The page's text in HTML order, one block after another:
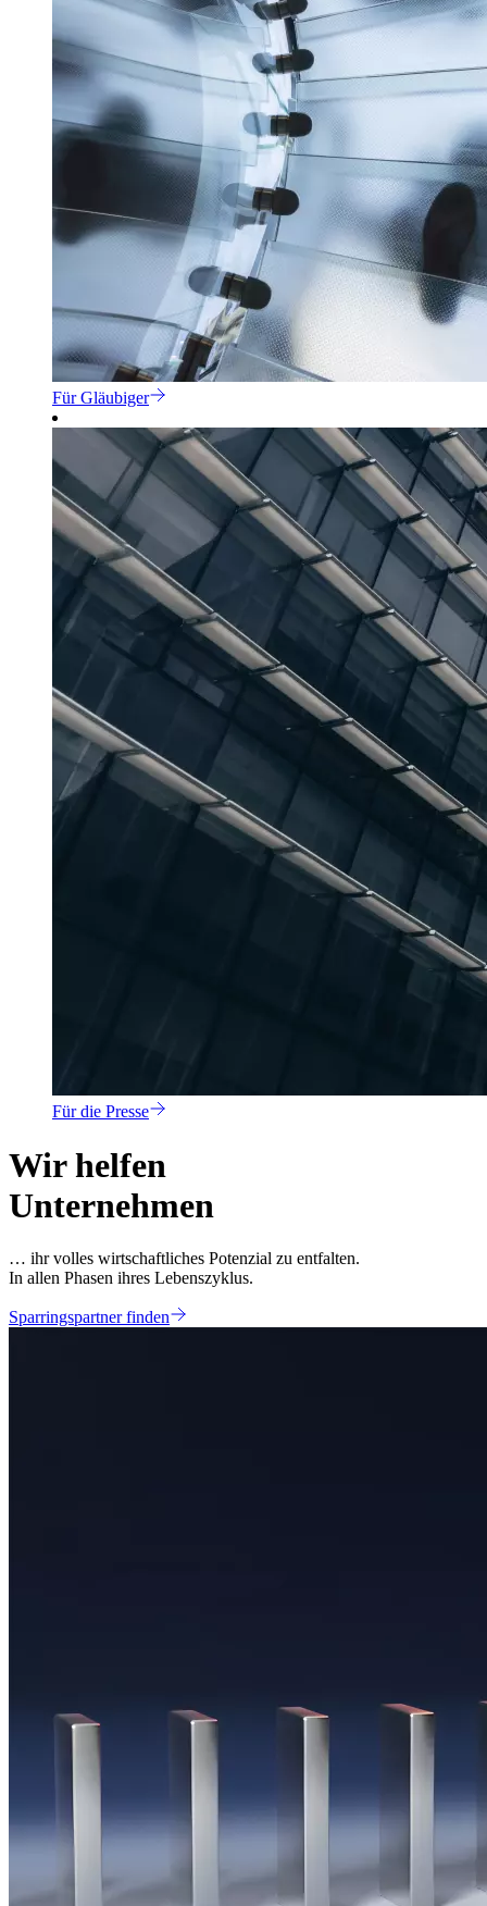
Für Gläubiger
Für die Presse
Wir helfen
Unternehmen
… ihr volles wirtschaftliches Potenzial zu entfalten.
In allen Phasen ihres Lebenszyklus.
Sparringspartner finden